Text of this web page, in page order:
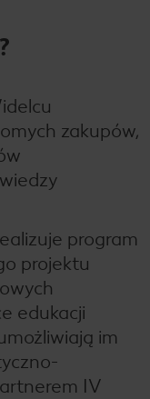
zakupów,
program
projektu
edukacji
im
IV